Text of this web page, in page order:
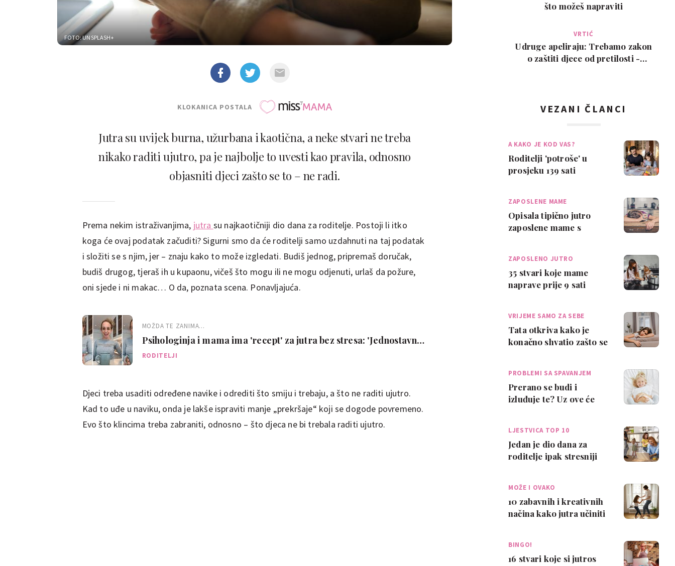
FOTO: UNSPLASH+
KLOKANICA POSTALA
Jutra su uvijek burna, užurbana i kaotična, a neke stvari ne treba
nikako raditi ujutro, pa je najbolje to uvesti kao pravila, odnosno
objasniti djeci zašto se to – ne radi.
Prema nekim istraživanjima, jutra su najkaotičniji dio dana za roditelje. Postoji li itko
koga će ovaj podatak začuditi? Sigurni smo da će roditelji samo uzdahnuti na taj podatak
i složiti se s njim, jer – znaju kako to može izgledati. Budiš jednog, pripremaš doručak,
budiš drugog, tjeraš ih u kupaonu, vičeš što mogu ili ne mogu odjenuti, urlaš da požure,
oni sjede i ni makac… O da, poznata scena. Ponavljajuća.
MOŽDA TE ZANIMA...
Psihologinja i mama ima 'recept' za jutra bez stresa: 'Jednostavno
nemojte raditi ništa'
RODITELJI
Djeci treba usaditi određene navike i odrediti što smiju i trebaju, a što ne raditi ujutro.
Kad to uđe u naviku, onda je lakše ispraviti manje „prekršaje“ koji se dogode povremeno.
Evo što klincima treba zabraniti, odnosno – što djeca ne bi trebala raditi ujutro.
što možeš napraviti
VRTIĆ
Udruge apeliraju: Trebamo zakon
o zaštiti djece od pretilosti -
VEZANI ČLANCI
A KAKO JE KOD VAS?
Roditelji 'potroše' u
prosjeku 139 sati
ZAPOSLENE MAME
Opisala tipično jutro
zaposlene mame s
ZAPOSLENO JUTRO
35 stvari koje mame
naprave prije 9 sati
VRIJEME SAMO ZA SEBE
Tata otkriva kako je
konačno shvatio zašto se
PROBLEMI SA SPAVANJEM
Prerano se budi i
izluđuje te? Uz ove će
LJESTVICA TOP 10
Jedan je dio dana za
roditelje ipak stresniji
MOŽE I OVAKO
10 zabavnih i kreativnih
načina kako jutra učiniti
BINGO!
16 stvari koje si jutros